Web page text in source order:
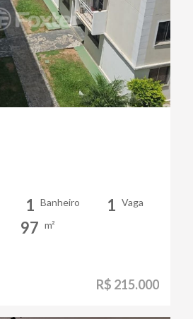
1 Banheiro 1 Vaga
97 m²
R$ 215.000